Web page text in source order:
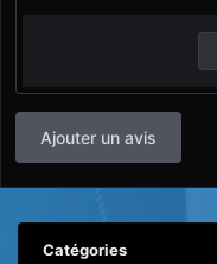
Ajouter un avis
Catégories